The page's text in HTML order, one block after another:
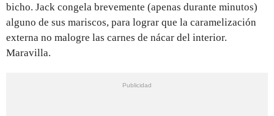
bicho. Jack congela brevemente (apenas durante minutos)
alguno de sus mariscos, para lograr que la caramelización
externa no malogre las carnes de nácar del interior.
Maravilla.